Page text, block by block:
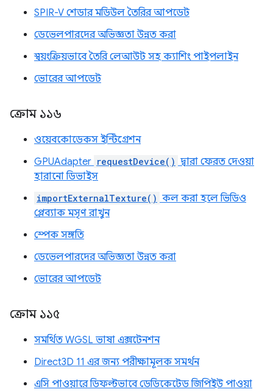
SPIR-V শেডার মডিউল তৈরির আপডেট
ডেভেলপারদের অভিজ্ঞতা উন্নত করা
স্বয়ংক্রিয়ভাবে তৈরি লেআউট সহ ক্যাশিং পাইপলাইন
ভোরের আপডেট
ক্রোম ১১৬
ওয়েবকোডেকস ইন্টিগ্রেশন
GPUAdapter requestDevice() দ্বারা ফেরত দেওয়া
হারানো ডিভাইস
importExternalTexture() কল করা হলে ভিডিও
প্লেব্যাক মসৃণ রাখুন
স্পেক সঙ্গতি
ডেভেলপারদের অভিজ্ঞতা উন্নত করা
ভোরের আপডেট
ক্রোম ১১৫
সমর্থিত WGSL ভাষা এক্সটেনশন
Direct3D 11 এর জন্য পরীক্ষামূলক সমর্থন
এসি পাওয়ারে ডিফল্টভাবে ডেডিকেটেড জিপিইউ পাওয়া